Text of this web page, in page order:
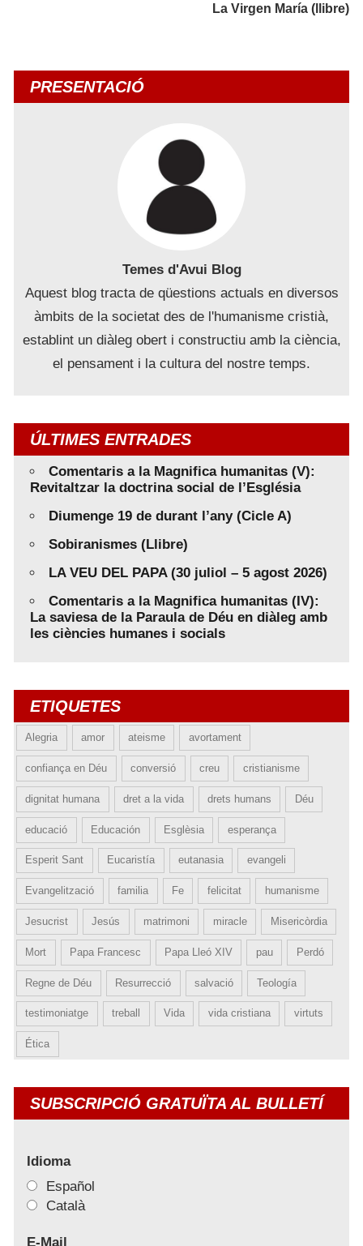
La Virgen María (llibre)
PRESENTACIÓ
Temes d'Avui Blog
Aquest blog tracta de qüestions actuals en diversos
àmbits de la societat des de l'humanisme cristià,
establint un diàleg obert i constructiu amb la ciència,
el pensament i la cultura del nostre temps.
ÚLTIMES ENTRADES
Comentaris a la Magnifica humanitas (V):
Revitaltzar la doctrina social de l’Església
Diumenge 19 de durant l’any (Cicle A)
Sobiranismes (Llibre)
LA VEU DEL PAPA (30 juliol – 5 agost 2026)
Comentaris a la Magnifica humanitas (IV):
La saviesa de la Paraula de Déu en diàleg amb
les ciències humanes i socials
ETIQUETES
Alegria amor ateisme avortament
confiança en Déu conversió creu cristianisme
dignitat humana dret a la vida drets humans Déu
educació Educación Esglèsia esperança
Esperit Sant Eucaristía eutanasia evangeli
Evangelització familia Fe felicitat humanisme
Jesucrist Jesús matrimoni miracle Misericòrdia
Mort Papa Francesc Papa Lleó XIV pau Perdó
Regne de Déu Resurrecció salvació Teología
testimoniatge treball Vida vida cristiana virtuts
Ética
SUBSCRIPCIÓ GRATUÏTA AL BULLETÍ
Idioma
Español
Català
E-Mail